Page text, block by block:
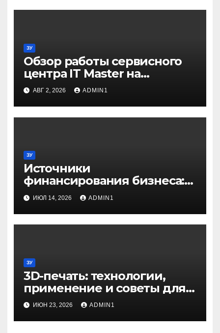
ЗУ
Обзор работы сервисного
центра IT Master на
примере ремонта
домашнего принтера
АВГ 2, 2026 ADMIN1
ЗУ
Источники
финансирования бизнеса:
от собственных средств до
частных инвестиций
ИЮЛ 14, 2026 ADMIN1
ЗУ
3D-печать: технологии,
применение и советы для
начинающих
ИЮН 23, 2026 ADMIN1